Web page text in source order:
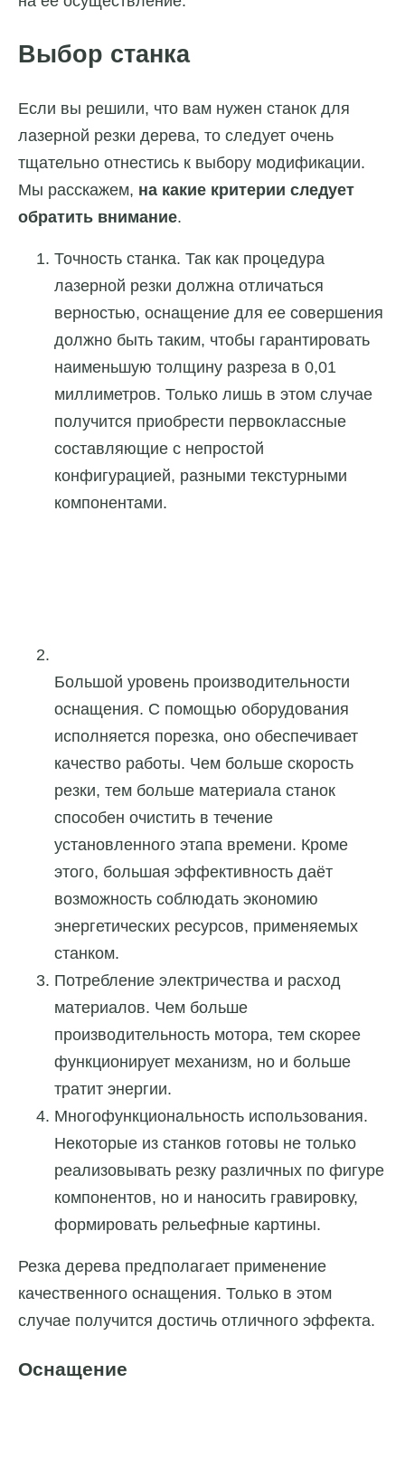
Выбор станка
Если вы решили, что вам нужен станок для
лазерной резки дерева, то следует очень
тщательно отнестись к выбору модификации.
Мы расскажем, на какие критерии следует
обратить внимание.
Точность станка. Так как процедура
лазерной резки должна отличаться
верностью, оснащение для ее совершения
должно быть таким, чтобы гарантировать
наименьшую толщину разреза в 0,01
миллиметров. Только лишь в этом случае
получится приобрести первоклассные
составляющие с непростой
конфигурацией, разными текстурными
компонентами.
Большой уровень производительности
оснащения. С помощью оборудования
исполняется порезка, оно обеспечивает
качество работы. Чем больше скорость
резки, тем больше материала станок
способен очистить в течение
установленного этапа времени. Кроме
этого, большая эффективность даёт
возможность соблюдать экономию
энергетических ресурсов, применяемых
станком.
Потребление электричества и расход
материалов. Чем больше
производительность мотора, тем скорее
функционирует механизм, но и больше
тратит энергии.
Многофункциональность использования.
Некоторые из станков готовы не только
реализовывать резку различных по фигуре
компонентов, но и наносить гравировку,
формировать рельефные картины.
Резка дерева предполагает применение
качественного оснащения. Только в этом
случае получится достичь отличного эффекта.
Оснащение